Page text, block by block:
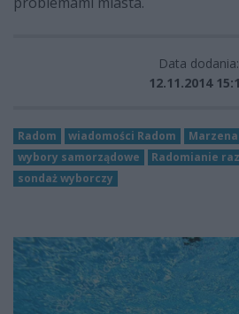
Data dodania:
12.11.2014
Radom wiadomości Radom
wybory samorządowe
Radomianie
sondaż wyborczy